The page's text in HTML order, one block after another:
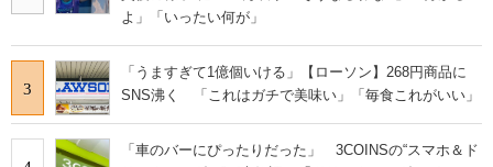
よ」「いったい何が」
3
「うますぎて1億個いける」【ローソン】268円商品に
SNS沸く 「これはガチで美味い」「毎食これがいい」
「車のバーにぴったりだった」 3COINSの“スマホ＆ド